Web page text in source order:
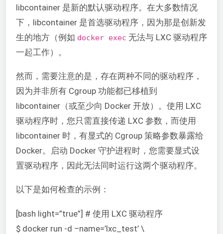
libcontainer 是新的默认驱动程序。在大多数情况
下，libcontainer 是首选驱动程序，因为那是创新发
生的地方（例如 docker exec 无法与 LXC 驱动程序
一起工作）。
然而，需要注意的是，存在两种不同的驱动程序，
因为并非所有 Cgroup 功能都已移植到
libcontainer（或至少向 Docker 开放）。使用 LXC
驱动程序时，您只需直接传递 LXC 参数，而使用
libcontainer 时，有显式的 Cgroup 策略参数暴露给
Docker。启动 Docker 守护进程时，您需要显式设
置驱动程序，因此无法同时运行这两个驱动程序。
以下是如何检查的示例：
[bash light=”true”] # 使用 LXC 驱动程序
$ docker run -d –name=’lxc_test’ \